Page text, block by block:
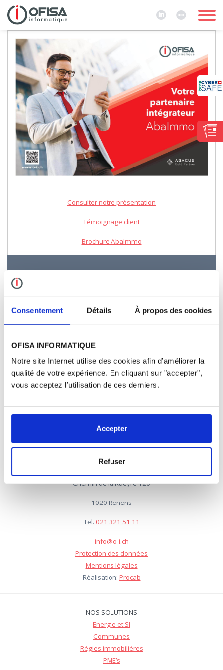
Consentement Détails À propos des cookies
OFISA INFORMATIQUE
Notre site Internet utilise des cookies afin d’améliorer la
qualité de votre expérience. En cliquant sur "accepter",
vous acceptez l’utilisation de ces derniers.
Accepter
Refuser
Consulter notre présentation
Témoignage client
Brochure AbaImmo
SUIVEZ NOTRE ACTUALITÉ
vos données personnelles qui seront utilisées pour vous
envoyer des informations sur les produits et l’actualité
d’OFISA Informatique. Vos droits en lien avec vos données
personnelles et le moyen pour les exercer sont mentionnés
Chemin de la Rueyre 120
1020 Renens
Tel. 021 321 51 11
info@o-i.ch
Protection des données
Mentions légales
Réalisation: Procab
NOS SOLUTIONS
Energie et SI
Communes
Régies immobilières
PME’s